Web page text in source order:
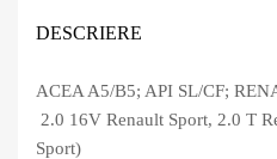
DESCRIERE
ACEA A5/B5; API SL/CF;
2.0 16V Renault Sport, 2.0 T
Sport)